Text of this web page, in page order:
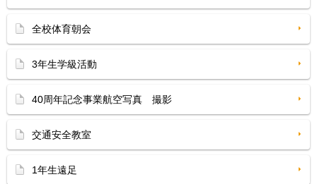
全校体育朝会
3年生学級活動
40周年記念事業航空写真 撮影
交通安全教室
1年生遠足